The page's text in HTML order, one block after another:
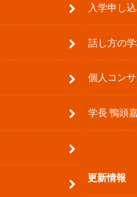
入学申し
話し方の
個人コン
学長 鴨頭
更新情報